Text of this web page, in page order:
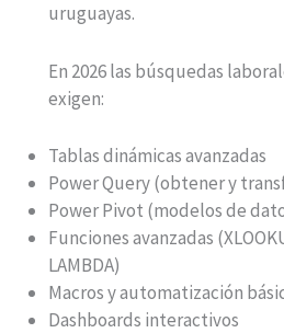
uruguayas.
En 2026 las búsquedas
exigen:
Tablas dinámicas avanzadas
Power Query (obtener y
Power Pivot (modelos de
Funciones avanzadas
LAMBDA)
Macros y automatización
Dashboards interactivos